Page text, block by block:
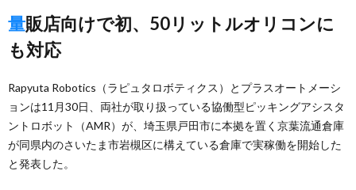
量販店向けで初、50リットルオリコンに
も対応
Rapyuta Robotics（ラピュタロボティクス）とプラスオートメーシ
ョンは11月30日、両社が取り扱っている協働型ピッキングアシスタ
ントロボット（AMR）が、埼玉県戸田市に本拠を置く京葉流通倉庫
が同県内のさいたま市岩槻区に構えている倉庫で実稼働を開始した
と発表した。